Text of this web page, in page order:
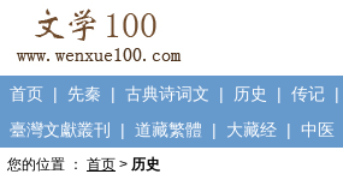
首页 | 先秦 | 古典诗词文 | 历史 | 传记 |
臺灣文獻叢刊
| 道藏繁體 | 大藏经 | 中医
您的位置 ： 首页 > 历史